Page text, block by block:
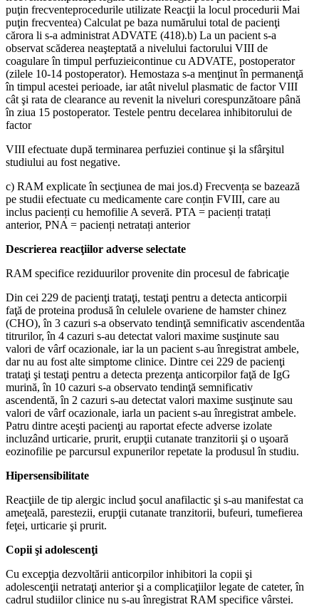
puţin frecventeprocedurile utilizate Reacţii la locul procedurii Mai
puţin frecventea) Calculat pe baza numărului total de pacienţi
cărora li s-a administrat ADVATE (418).b) La un pacient s-a
observat scăderea neaşteptată a nivelului factorului VIII de
coagulare în timpul perfuzieicontinue cu ADVATE, postoperator
(zilele 10-14 postoperator). Hemostaza s-a menţinut în permanenţă
în timpul acestei perioade, iar atât nivelul plasmatic de factor VIII
cât şi rata de clearance au revenit la niveluri corespunzătoare până
în ziua 15 postoperator. Testele pentru decelarea inhibitorului de
factor
VIII efectuate după terminarea perfuziei continue şi la sfârşitul
studiului au fost negative.
c) RAM explicate în secţiunea de mai jos.d) Frecvența se bazează
pe studii efectuate cu medicamente care conțin FVIII, care au
inclus pacienți cu hemofilie A severă. PTA = pacienți tratați
anterior, PNA = pacienți netratați anterior
Descrierea reacţiilor adverse selectate
RAM specifice reziduurilor provenite din procesul de fabricaţie
Din cei 229 de pacienţi trataţi, testaţi pentru a detecta anticorpii
faţă de proteina produsă în celulele ovariene de hamster chinez
(CHO), în 3 cazuri s-a observato tendinţă semnificativ ascendentăa
titrurilor, în 4 cazuri s-au detectat valori maxime susţinute sau
valori de vârf ocazionale, iar la un pacient s-au înregistrat ambele,
dar nu au fost alte simptome clinice. Dintre cei 229 de pacienţi
trataţi şi testaţi pentru a detecta prezenţa anticorpilor faţă de IgG
murină, în 10 cazuri s-a observato tendinţă semnificativ
ascendentă, în 2 cazuri s-au detectat valori maxime susţinute sau
valori de vârf ocazionale, iarla un pacient s-au înregistrat ambele.
Patru dintre aceşti pacienţi au raportat efecte adverse izolate
incluzând urticarie, prurit, erupţii cutanate tranzitorii şi o uşoară
eozinofilie pe parcursul expunerilor repetate la produsul în studiu.
Hipersensibilitate
Reacţiile de tip alergic includ şocul anafilactic şi s-au manifestat ca
ameţeală, parestezii, erupţii cutanate tranzitorii, bufeuri, tumefierea
feţei, urticarie şi prurit.
Copii şi adolescenţi
Cu excepţia dezvoltării anticorpilor inhibitori la copii şi
adolescenţii netrataţi anterior şi a complicaţiilor legate de cateter, în
cadrul studiilor clinice nu s-au înregistrat RAM specifice vârstei.